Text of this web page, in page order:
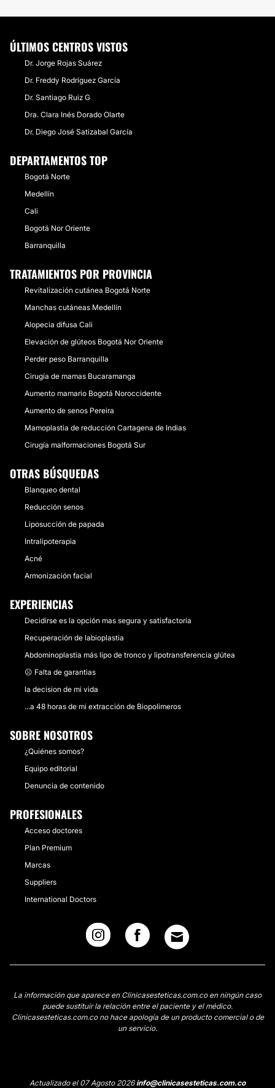
ÚLTIMOS CENTROS VISTOS
Dr. Jorge Rojas Suárez
Dr. Freddy Rodríguez García
Dr. Santiago Ruiz G
Dra. Clara Inés Dorado Olarte
Dr. Diego José Satizabal García
DEPARTAMENTOS TOP
Bogotá Norte
Medellín
Cali
Bogotá Nor Oriente
Barranquilla
TRATAMIENTOS POR PROVINCIA
Revitalización cutánea Bogotá Norte
Manchas cutáneas Medellín
Alopecia difusa Cali
Elevación de glúteos Bogotá Nor Oriente
Perder peso Barranquilla
Cirugía de mamas Bucaramanga
Aumento mamario Bogotá Noroccidente
Aumento de senos Pereira
Mamoplastia de reducción Cartagena de Indias
Cirugía malformaciones Bogotá Sur
OTRAS BÚSQUEDAS
Blanqueo dental
Reducción senos
Liposucción de papada
Intralipoterapia
Acné
Armonización facial
EXPERIENCIAS
Decidirse es la opción mas segura y satisfactoria
Recuperación de labioplastia
Abdominoplastia más lipo de tronco y lipotransferencia glútea
☹️ Falta de garantias
la decision de mi vida
...a 48 horas de mi extracción de Biopolimeros
SOBRE NOSOTROS
¿Quiénes somos?
Equipo editorial
Denuncia de contenido
PROFESIONALES
Acceso doctores
Plan Premium
Marcas
Suppliers
International Doctors
La información que aparece en Clinicasesteticas.com.co en ningún caso
puede sustituir la relación entre el paciente y el médico.
Clinicasesteticas.com.co no hace apología de un producto comercial o de
un servicio.
Actualizado el 07 Agosto 2026info@clinicasesteticas.com.co